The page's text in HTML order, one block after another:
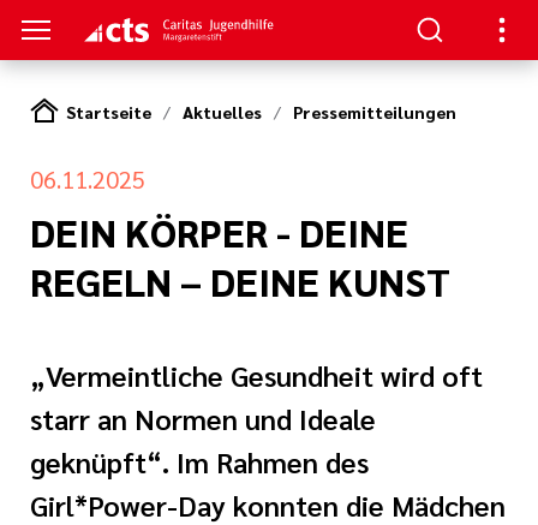
Startseite Aktuelles Pressemitteilungen
06.11.2025
DEIN KÖRPER - DEINE
REGELN – DEINE KUNST
„Vermeintliche Gesundheit wird oft
starr an Normen und Ideale
geknüpft“. Im Rahmen des
Girl*Power-Day konnten die Mädchen